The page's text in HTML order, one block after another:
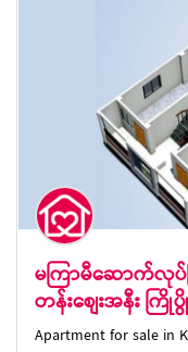
မကြာမီဆောက်လုပ်
တန်းစျေးအနီး ကြို
Apartment for sale in